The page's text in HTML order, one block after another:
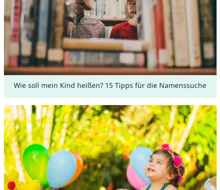
Wie soll mein Kind heißen? 15 Tipps für die Namenssuche